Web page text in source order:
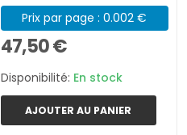
Prix par page : 0.002 €
47,50 €
Disponibilité: En stock
AJOUTER AU PANIER